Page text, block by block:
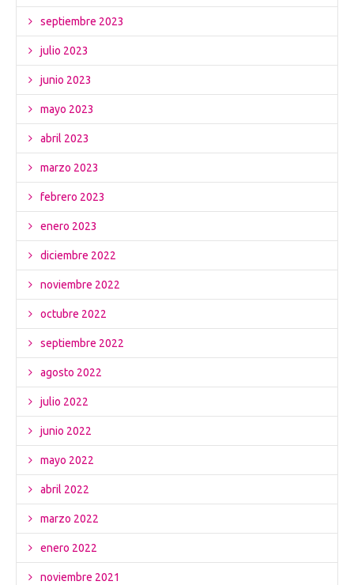
septiembre 2023
julio 2023
junio 2023
mayo 2023
abril 2023
marzo 2023
febrero 2023
enero 2023
diciembre 2022
noviembre 2022
octubre 2022
septiembre 2022
agosto 2022
julio 2022
junio 2022
mayo 2022
abril 2022
marzo 2022
enero 2022
noviembre 2021